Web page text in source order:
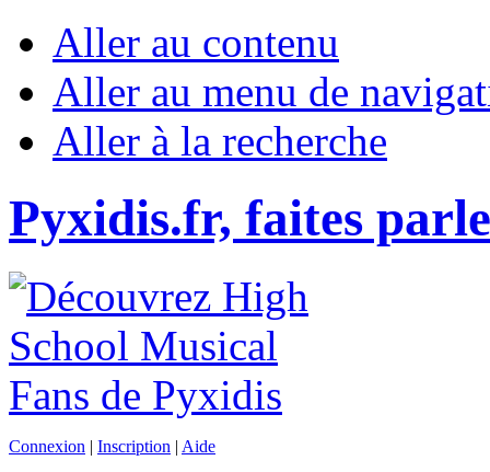
Aller au contenu
Aller au menu de
Aller à la recherche
Pyxidis.fr, faites
Connexion | Inscription | Aide